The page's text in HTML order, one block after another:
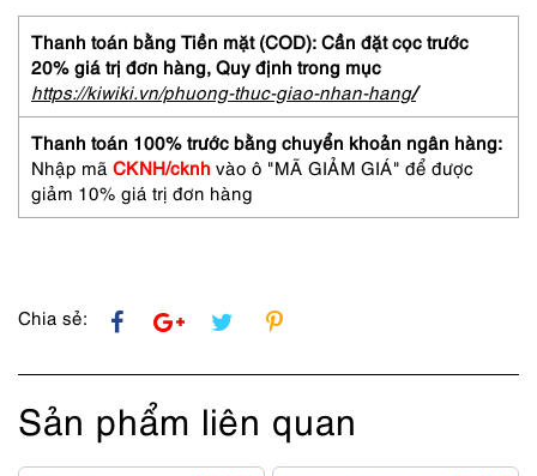
dài
nữ-
RINASCIMENTO
trench
coat
size
số
Thanh toán bằng Tiền mặt (COD): Cần đặt cọc trước
20% giá trị đơn hàng, Quy định trong mục
https://kiwiki.vn/phuong-thuc-giao-nhan-hang/
Thanh toán 100% trước bằng chuyển khoản ngân hàng:
Nhập mã CKNH/cknh vào ô "MÃ GIẢM GIÁ" để được
giảm 10% giá trị đơn hàng
Chia sẻ:
Sản phẩm liên quan